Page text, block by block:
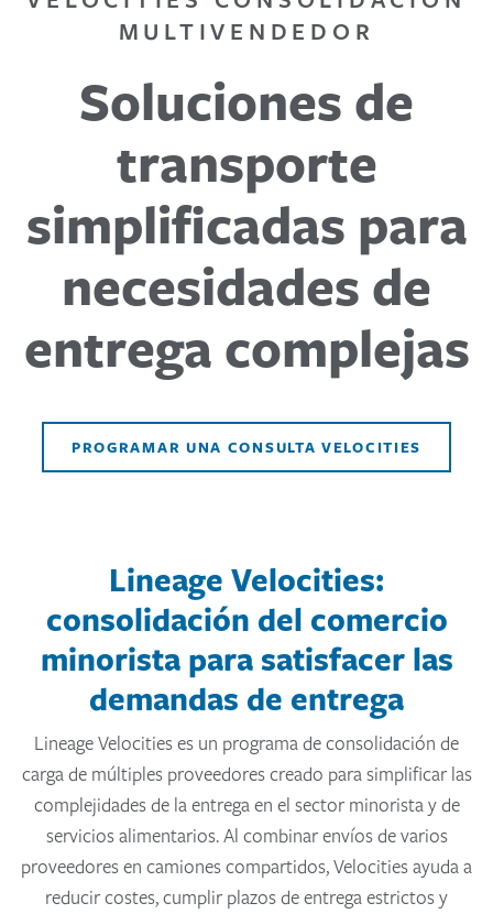
MULTIVENDEDOR
Soluciones de
transporte
simplificadas para
necesidades de
entrega complejas
PROGRAMAR UNA CONSULTA VELOCITIES
Lineage Velocities:
consolidación del comercio
minorista para satisfacer las
demandas de entrega
Lineage Velocities es un programa de consolidación de
carga de múltiples proveedores creado para simplificar las
complejidades de la entrega en el sector minorista y de
servicios alimentarios. Al combinar envíos de varios
proveedores en camiones compartidos, Velocities ayuda a
reducir costes, cumplir plazos de entrega estrictos y